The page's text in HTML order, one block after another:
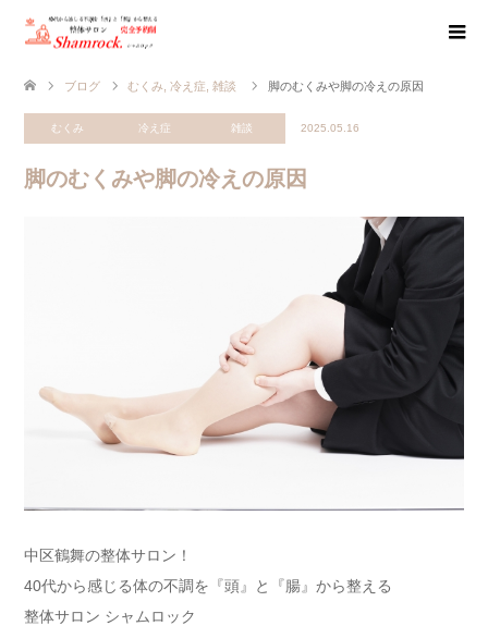
ブログ むくみ 冷え症 雑談 脚のむくみや脚の冷えの原因
むくみ 冷え症 雑談 2025.05.16
脚のむくみや脚の冷えの原因
中区鶴舞の整体サロン！
40代から感じる体の不調を『頭』と『腸』から整える
整体サロン シャムロック